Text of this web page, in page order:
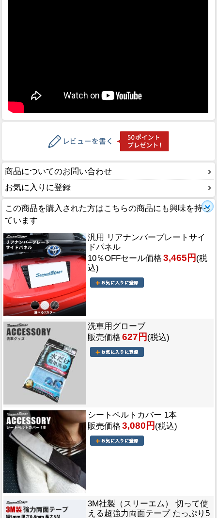
商品についてのお問い合わせ
お気に入りに登録
この商品を購入された方はこちらの商品にも興味を持っ
ています
汎用 リアナンバープレートサイ
ドパネル
10％OFFセール価格 3,465円 (税
込)
洗車用グローブ
販売価格 627円 (税込)
シートベルトカバー 1本
販売価格 3,080円 (税込)
3M社製（スリーエム） 切って使
える超強力両面テープ たっぷり5